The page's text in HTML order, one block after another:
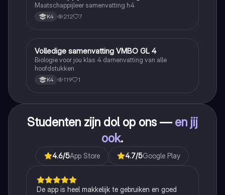
Maatschappijleer samenvatting h4
K4 212 7
Biologie
Volledige samenvatting VMBO GL 4
Biologie voor jou klas 4 damenvatting van alle
hoofdstukken
K4 119 1
Studenten zijn dol op ons — en jij
ook.
4.6/5App Store 4.7/5Google Play
De app is heel makkelijk te gebruiken en goed